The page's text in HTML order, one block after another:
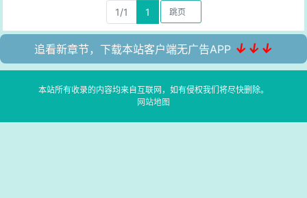
1/1 1
追看新章节，下载本站客户端无广告APP ↓↓↓
本站所有收录的内容均来自互联网，如有侵权我们将尽快删除。
网站地图